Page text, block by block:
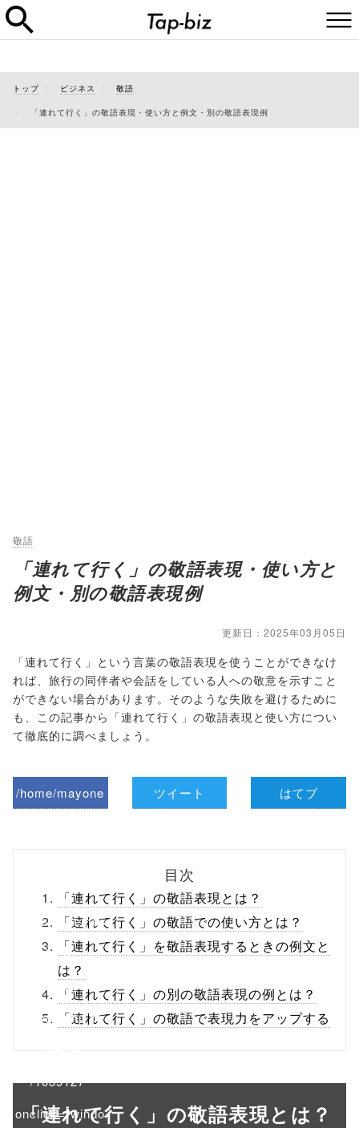
トップ ビジネス 敬語
「連れて行く」の敬語表現・使い方と例文・別の敬語表現例
敬語
「連れて行く」の敬語表現・使い方と
例文・別の敬語表現例
更新日：2025年03月05日
「連れて行く」という言葉の敬語表現を使うことができなけ
れば、旅行の同伴者や会話をしている人への敬意を示すこと
ができない場合があります。そのような失敗を避けるために
も、この記事から「連れて行く」の敬語表現と使い方につい
て徹底的に調べましょう。
/home/mayone
ml/wp-
content/themes
/tapbiz_theme/
parts/sns-
buttons.php on
/1039127"
onclick="windo
ツイート はてブ
目次
「連れて行く」の敬語表現とは？
「連れて行く」の敬語での使い方とは？
「連れて行く」を敬語表現するときの例文と
は？
「連れて行く」の別の敬語表現の例とは？
「連れて行く」の敬語で表現力をアップする
「連れて行く」の敬語表現とは？